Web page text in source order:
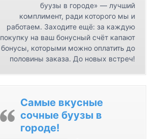
т
а
к
т
ы
буузы в городе» — лучший
комплимент, ради которого мы и
работаем. Заходите ещё: за каждую
покупку на ваш бонусный счёт капают
бонусы, которыми можно оплатить до
половины заказа. До новых встреч!
Самые вкусные
сочные буузы в
городе!